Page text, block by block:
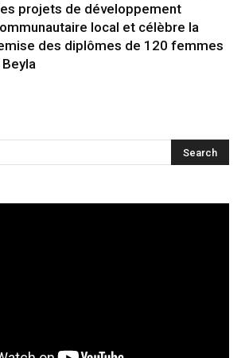
projets de développement
local et célèbre la
des diplômes de 120 femmes
Beyla